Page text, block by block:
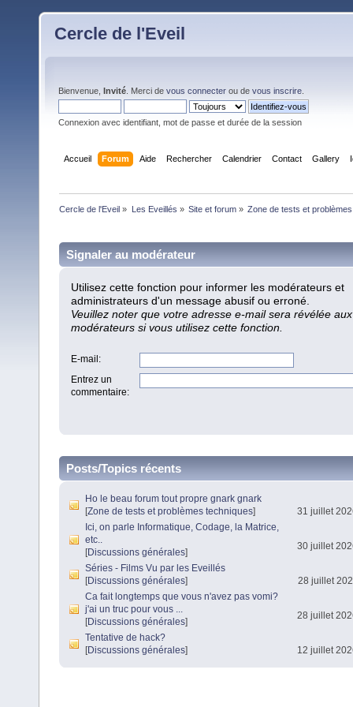
Cercle de l'Eveil
Bienvenue, Invité . Merci de vous connecter ou de vous inscrire
Connexion avec identifiant, mot de passe et durée de la session
Accueil Forum Aide Rechercher Calendrier Contact Gallery
Cercle de l'Eveil » Les Eveillés » Site et forum» Zone de tests et
Signaler au modérateur
Utilisez cette fonction pour informer les modérateurs et
administrateurs d'un message abusif ou erroné.
Veuillez noter que votre adresse e-mail sera révélée aux
modérateurs si vous utilisez cette fonction.
E-mail :
Entrez un
commentaire:
Posts/Topics récents
Ho le beau forum tout propre gnark gnark
[Zone de tests et problèmes techniques]
31 juillet
Ici, on parle Informatique, Codage, la Matrice,
etc..
[Discussions générales]
30 juillet
Séries - Films Vu par les Eveillés
[Discussions générales]
28 juillet
Ca fait longtemps que vous n'avez pas vomi?
j'ai un truc pour vous ...
[Discussions générales]
28 juillet
Tentative de hack?
[Discussions générales] 12 juillet